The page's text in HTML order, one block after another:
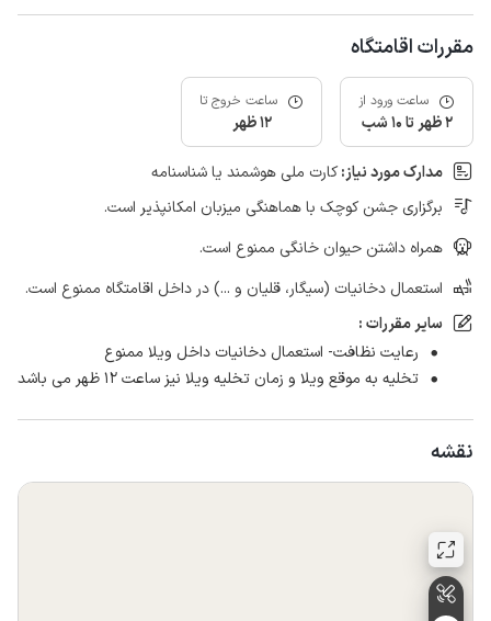
مقررات اقامتگاه
ساعت ورود از
2 ظهر تا 10 شب
ساعت خروج تا
12 ظهر
مدارک مورد نیاز:کارت ملی هوشمند یا شناسنامه
برگزاری جشن کوچک با هماهنگی میزبان امکانپذیر است.
همراه داشتن حیوان خانگی ممنوع است.
استعمال دخانیات (سیگار، قلیان و ...) در داخل اقامتگاه ممنوع است.
سایر مقررات :
رعایت نظافت- استعمال دخانیات داخل ویلا ممنوع
تخلیه به موقع ویلا و زمان تخلیه ویلا نیز ساعت ۱۲ ظهر می باشد
نقشه